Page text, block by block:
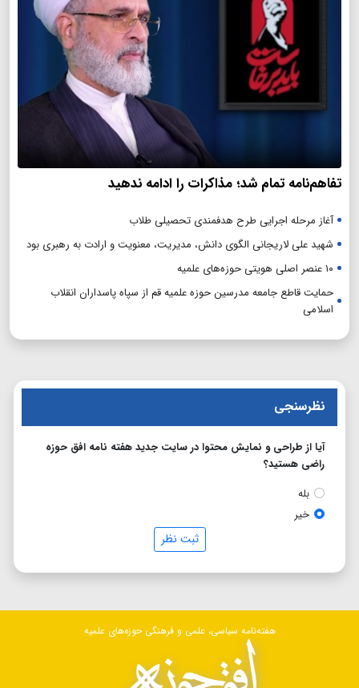
تفاهم‌نامه تمام شد؛ مذاکرات را ادامه ندهید
آغاز مرحله اجرایی طرح هدفمندی تحصیلی طلاب
شهید علی لاریجانی الگوی دانش، مدیریت، معنویت و ارادت به رهبری بود
۱۰ عنصر اصلی هویتی حوزه‌های علمیه
حمایت قاطع جامعه مدرسین حوزه علمیه قم از سپاه پاسداران انقلاب
اسلامی
نظرسنجی
آیا از طراحی و نمایش محتوا در سایت جدید هفته نامه افق حوزه
راضی هستید؟
بله
خیر
ثبت نظر
هفته‌نامه سیاسی، علمی و فرهنگی حوزه‌های علمیه